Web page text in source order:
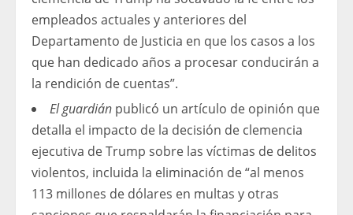
empleados actuales y anteriores del
Departamento de Justicia en que los casos a los
que han dedicado años a procesar conducirán a
la rendición de cuentas”.
Elguardián publicó un artículo de opinión que
detalla el impacto de la decisión de clemencia
ejecutiva de Trump sobre las víctimas de delitos
violentos, incluida la eliminación de “al menos
113 millones de dólares en multas y otras